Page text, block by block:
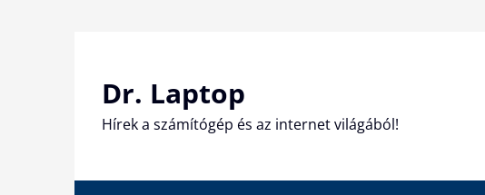
Dr. Laptop
Hírek a számítógép és az internet világából!